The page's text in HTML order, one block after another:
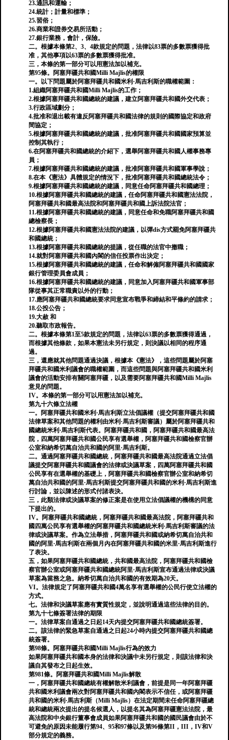
23.通訊和運輸；
24.統計；計量和標準；
25.習俗；
26.商業和證券交易所活動；
27.銀行業務，會計，保險。
二。根據本條第2、3、4款規定的問題，法律以83票的多數票獲得批
准，其他事項以63票的多數票獲得批准。
三，本條的第一部分可以用憲法加以補充。
第95條。阿塞拜疆共和國Milli Majlis的權限
一。以下問題屬於阿塞拜疆共和國米利·馬吉利斯的職權範圍：
1.組織阿塞拜疆共和國Milli Majlis的工作；
2.根據阿塞拜疆共和國總統的建議，建立阿塞拜疆共和國外交代表；
3.行政區域劃分；
4.批准和退出載有違反阿塞拜疆共和國法律的規則的國際協定和政府
間協定；
5.根據阿塞拜疆共和國總統的建議，批准阿塞拜疆共和國國家預算並
控制其執行；
6.在阿塞拜疆共和國總統的介紹下，選舉阿塞拜疆共和國人權事務專
員；
7.根據阿塞拜疆共和國總統的建議，批准阿塞拜疆共和國軍事學說；
8.在本《憲法》具體規定的情況下，批准阿塞拜疆共和國總統法令；
9.根據阿塞拜疆共和國總統的建議，同意任命阿塞拜疆共和國總理；
10.根據阿塞拜疆共和國總統的建議，任命阿塞拜疆共和國憲法法院，
阿塞拜疆共和國最高法院和阿塞拜疆共和國上訴法院法官；
11.根據阿塞拜疆共和國總統的建議，同意任命和免職阿塞拜疆共和國
總檢察長；
12.根據阿塞拜疆共和國憲法法院的建議，以彈dis方式罷免阿塞拜疆共
和國總統；
13.根據阿塞拜疆共和國總統的提議，從任職的法官中撤職；
14.就對阿塞拜疆共和國內閣的信任投票作出決定；
15.根據阿塞拜疆共和國總統的建議，任命和解僱阿塞拜疆共和國國家
銀行管理委員會成員；
16.根據阿塞拜疆共和國總統的建議，同意加入阿塞拜疆共和國軍事部
隊從事其正常職責以外的行動；
17.應阿塞拜疆共和國總統要求同意宣布戰爭和締結和平條約的請求；
18.公投公告；
19.大赦 和
20.聽取市政報告。
二。根據本條第1至5款規定的問題，法律以63票的多數票獲得通過，
而根據其他條款，如果本憲法未另行規定，則決議以相同的程序通
過。
三，還應就其他問題通過決議，根據本《憲法》，這些問題屬於阿塞
拜疆共和國米利議會的職權範圍，而這些問題與阿塞拜疆共和國米利
議會的活動安排有關阿塞拜疆，以及需要阿塞拜疆共和國Milli Majlis
意見的問題。
IV。本條的第一部分可以用憲法加以補充。
第九十六條立法權
一。阿塞拜疆共和國米利·馬吉利斯立法倡議權（提交阿塞拜疆共和國
法律草案和其他問題的權利由米利·馬吉利斯審議）屬於阿塞拜疆共和
國總統米利·馬吉利斯代表。阿塞拜疆共和國，阿塞拜疆共和國最高法
院，四萬阿塞拜疆共和國公民享有選舉權，阿塞拜疆共和國檢察官辦
公室和納希切萬自治共和國的阿里·馬吉利斯。
二。通過阿塞拜疆共和國總統，阿塞拜疆共和國最高法院通過立法倡
議提交阿塞拜疆共和國議會的法律或決議草案，四萬阿塞拜疆共和國
公民享有在選舉權的基礎上，阿塞拜疆共和國檢察官辦公室和納希切
萬自治共和國的阿里·馬吉利斯提交阿塞拜疆共和國的米利·馬吉利斯進
行討論，並以陳述的形式付諸表決。
三，此類法律或決議草案的修正案是在使用立法倡議權的機構的同意
下提出的。
IV。阿塞拜疆共和國總統，阿塞拜疆共和國最高法院，阿塞拜疆共和
國四萬公民享有選舉權的阿塞拜疆共和國總統米利·馬吉利斯審議的法
律或決議草案。作為立法舉措，阿塞拜疆共和國或納希切萬自治共和
國的阿里·馬吉利斯在兩個月內在阿塞拜疆共和國的米里·馬吉利斯進行
了表決。
五，如果阿塞拜疆共和國總統，共和國最高法院，阿塞拜疆共和國檢
察官辦公室或阿塞拜疆共和國總統阿里·馬吉利斯宣布通過法律或決議
草案為當務之急。納希切萬自治共和國的有效期為20天。
VI。法律規定了阿塞拜疆共和國4萬名享有選舉權的公民行使立法權的
方式。
七。法律和決議草案應有實質性規定，並說明通過這些法律的目的。
第九十七條簽署法律的期限
一。法律草案自通過之日起14天內提交阿塞拜疆共和國總統簽署。
二。該法律的緊急草案自通過之日起24小時內提交阿塞拜疆共和國總
統簽署。
第98條。阿塞拜疆共和國Milli Majlis行為的效力
如果阿塞拜疆共和國本身的法律和決議中未另行規定，則該法律和決
議自其發布之日起生效。
第981條。阿塞拜疆共和國Milli Majlis解散
一，阿塞拜疆共和國總統有權解散米利議會，前提是同一年阿塞拜疆
共和國米利議會兩次對阿塞拜疆共和國內閣表示不信任，或阿塞拜疆
共和國的米利·馬吉利斯（Milli Majlis）在法定期間未任命阿塞拜疆總
統和總統兩次提出的提名候選人，以提名其為阿塞拜疆憲法法院，最
高法院和中央銀行董事會成員如果阿塞拜疆共和國的國民議會由於不
可避免的原因未能履行第94、95和97條以及第96條第II，III，IV和V
部分規定的義務。